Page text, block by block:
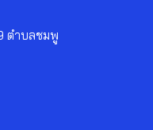
ตำบลชมพู